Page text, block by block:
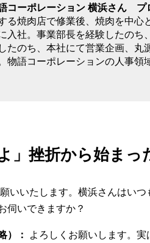
コーポレーション 横浜さん プ
る焼肉店で修業後、焼肉を中
入社。事業部長を経験したの
たのち、本社にて営業企画、
物語コーポレーションの人事領
」挫折から始まっ
いいたします。横浜さんはい
伺いできますか？
）：
よろしくお願いします。